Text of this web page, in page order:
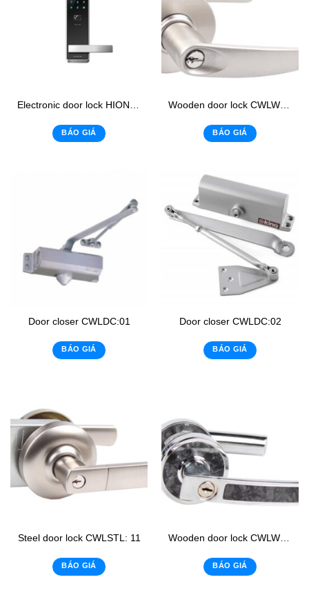
BÁO GIÁ
Wooden door lock CWLWL: 01
BÁO GIÁ
Door closer CWLDC:01
BÁO GIÁ
Door closer CWLDC:02
BÁO GIÁ
Steel door lock CWLSTL: 11
BÁO GIÁ
Wooden door lock CWLWL: 17
BÁO GIÁ